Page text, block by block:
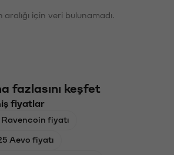
aralığı için veri bulunamadı.
fazlasını keşfet
fiyatlar
Ravencoin fiyatı
Aevo fiyatı